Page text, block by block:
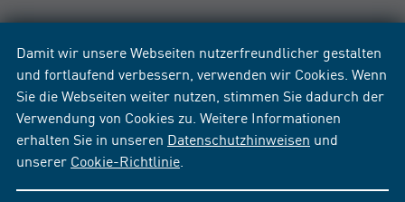
Damit wir unsere Webseiten nutzerfreundlicher gestalten
und fortlaufend verbessern, verwenden wir Cookies. Wenn
Sie die Webseiten weiter nutzen, stimmen Sie dadurch der
Verwendung von Cookies zu. Weitere Informationen
erhalten Sie in unseren Datenschutzhinweisen und
unserer Cookie-Richtlinie